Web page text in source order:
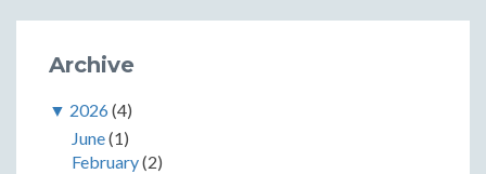
Archive
▼ 2026(4)
June(1)
February(2)